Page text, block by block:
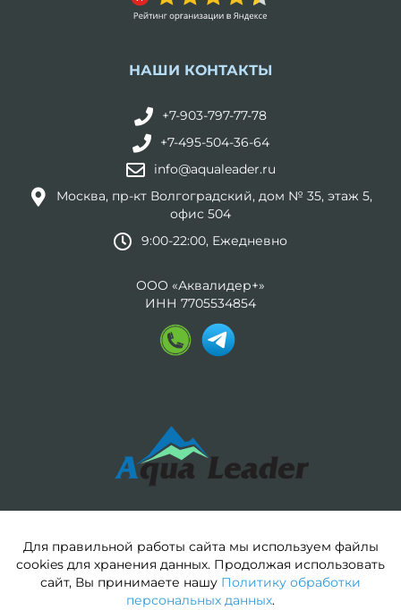
НАШИ КОНТАКТЫ
+7-903-797-77-78
+7-495-504-36-64
info@aqualeader.ru
Москва, пр-кт Волгоградский, дом № 35, этаж 5,
офис 504
9:00-22:00, Ежедневно
ООО «Аквалидер+»
ИНН 7705534854
Для правильной работы сайта мы используем файлы
cookies для хранения данных. Продолжая использовать
сайт, Вы принимаете нашу Политику обработки
персональных данных.